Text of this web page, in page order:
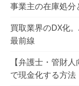
事業主の在庫処分
買取業界のDX化
最前線
【弁護士・管財
で現金化する方法